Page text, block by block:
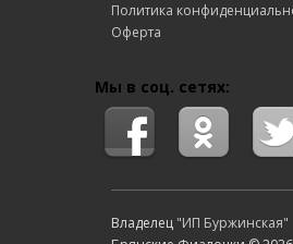
Политика
Оферта
Мы в соц. сетях:
Владелец "ИП Буржинская"